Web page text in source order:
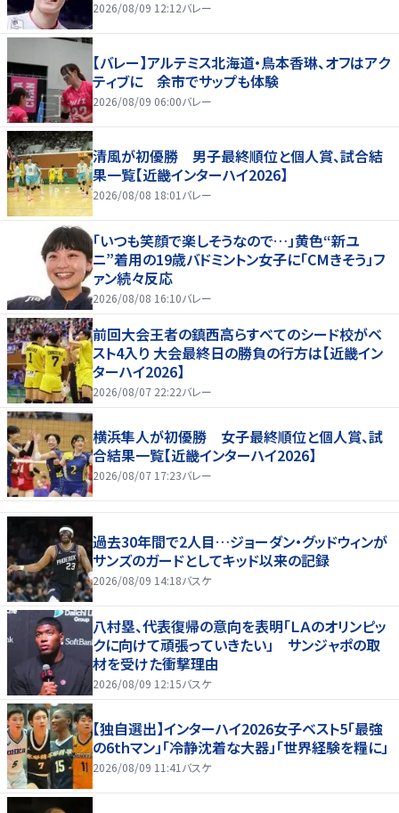
2026/08/09 12:12バレー
【バレー】アルテミス北海道・鳥本香琳、オフはアク
ティブに 余市でサップも体験
2026/08/09 06:00バレー
清風が初優勝 男子最終順位と個人賞、試合結
果一覧【近畿インターハイ2026】
2026/08/08 18:01 バレー
「いつも笑顔で楽しそうなので…」黄色“新ユ
ニ”着用の19歳バドミントン女子に「CMきそう」フ
ァン続々反応
2026/08/08 16:10バレー
前回大会王者の鎮西高らすべてのシード校がベ
スト4入り 大会最終日の勝負の行方は【近畿イン
ターハイ2026】
2026/08/07 22:22バレー
横浜隼人が初優勝 女子最終順位と個人賞、試
合結果一覧【近畿インターハイ2026】
2026/08/07 17:23バレー
過去30年間で2人目…ジョーダン・グッドウィンが
サンズのガードとしてキッド以来の記録
2026/08/09 14:18バスケ
八村塁、代表復帰の意向を表明「ＬＡのオリンピッ
クに向けて頑張っていきたい」 サンジャポの取
材を受けた衝撃理由
2026/08/09 12:15バスケ
【独自選出】インターハイ2026女子ベスト5「最強
の6thマン」「冷静沈着な大器」「世界経験を糧に」
2026/08/09 11:41 バスケ